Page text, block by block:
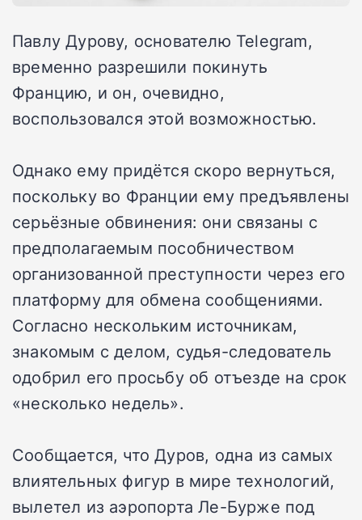
Павлу Дурову, основателю Telegram,
временно разрешили покинуть
Францию, и он, очевидно,
воспользовался этой возможностью.
Однако ему придётся скоро вернуться,
поскольку во Франции ему предъявлены
серьёзные обвинения: они связаны с
предполагаемым пособничеством
организованной преступности через его
платформу для обмена сообщениями.
Согласно нескольким источникам,
знакомым с делом, судья-следователь
одобрил его просьбу об отъезде на срок
«несколько недель».
Сообщается, что Дуров, одна из самых
влиятельных фигур в мире технологий,
вылетел из аэропорта Ле-Бурже под